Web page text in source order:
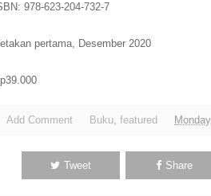
978-623-204-732-7
pertama, Desember 2020
Add Comment Buku, featured
Tweet Share